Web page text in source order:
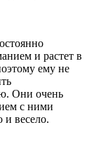
и растет в
ему не
Они очень
с ними
и весело.